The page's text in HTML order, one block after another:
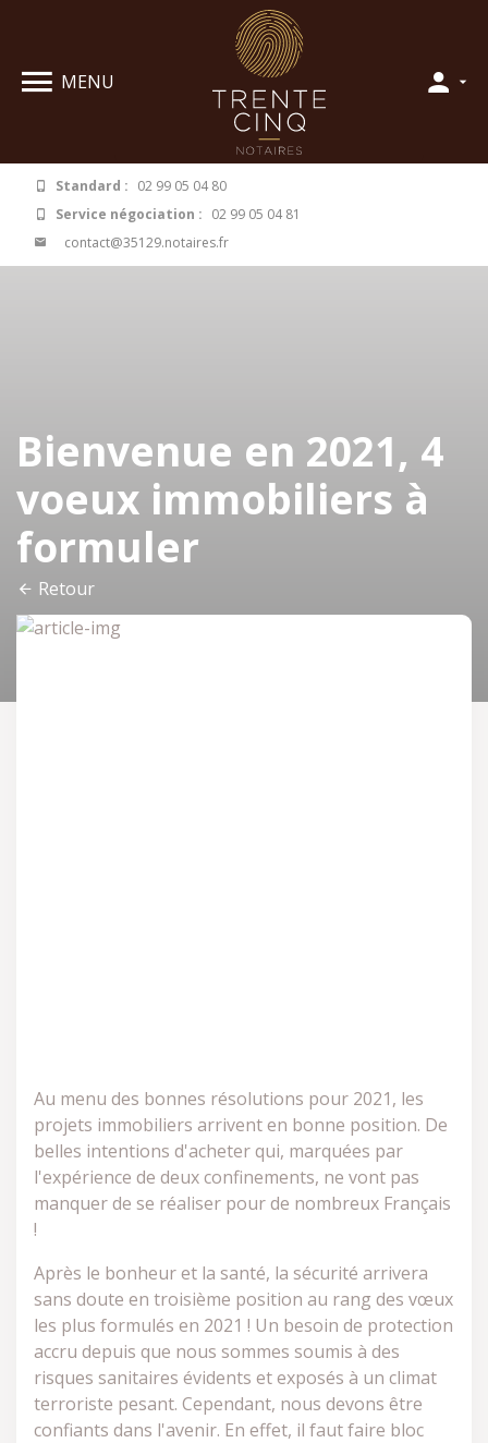
MENU
Standard : 02 99 05 04 80
Service négociation : 02 99 05 04 81
contact@35129.notaires.fr
Bienvenue en 2021, 4
voeux immobiliers à
formuler
Retour
Au menu des bonnes résolutions pour 2021, les
projets immobiliers arrivent en bonne position. De
belles intentions d'acheter qui, marquées par
l'expérience de deux confinements, ne vont pas
manquer de se réaliser pour de nombreux Français
!
Après le bonheur et la santé, la sécurité arrivera
sans doute en troisième position au rang des vœux
les plus formulés en 2021 ! Un besoin de protection
accru depuis que nous sommes soumis à des
risques sanitaires évidents et exposés à un climat
terroriste pesant. Cependant, nous devons être
confiants dans l'avenir. En effet, il faut faire bloc
Panneau de gestion des cookies